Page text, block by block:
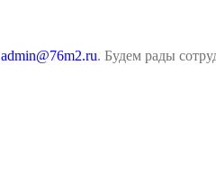
admin@76m2.ru. Будем рады